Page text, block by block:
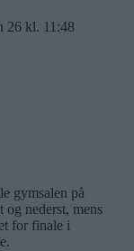
26 kl. 11:48
gymsalen på
nederst, mens
for finale i